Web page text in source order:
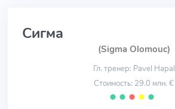
Сигма
(Sigma Olomouc)
Гл. тренер: Pavel Hapal
Стоимость: 29.0 млн. €
⬤ ⬤ ⬤ ⬤ ⬤